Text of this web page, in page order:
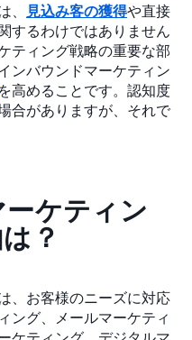
、 見込み客の獲得や直接
するわけではありません
ティング戦略の重要な部
ンバウンドマーケティン
を高めることです。認知度
合がありますが、それで
ケティン
？
、お客様のニーズに対応
ング、メールマーケティ